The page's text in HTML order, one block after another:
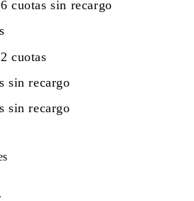
cuotas sin recargo
cuotas
sin recargo
sin recargo